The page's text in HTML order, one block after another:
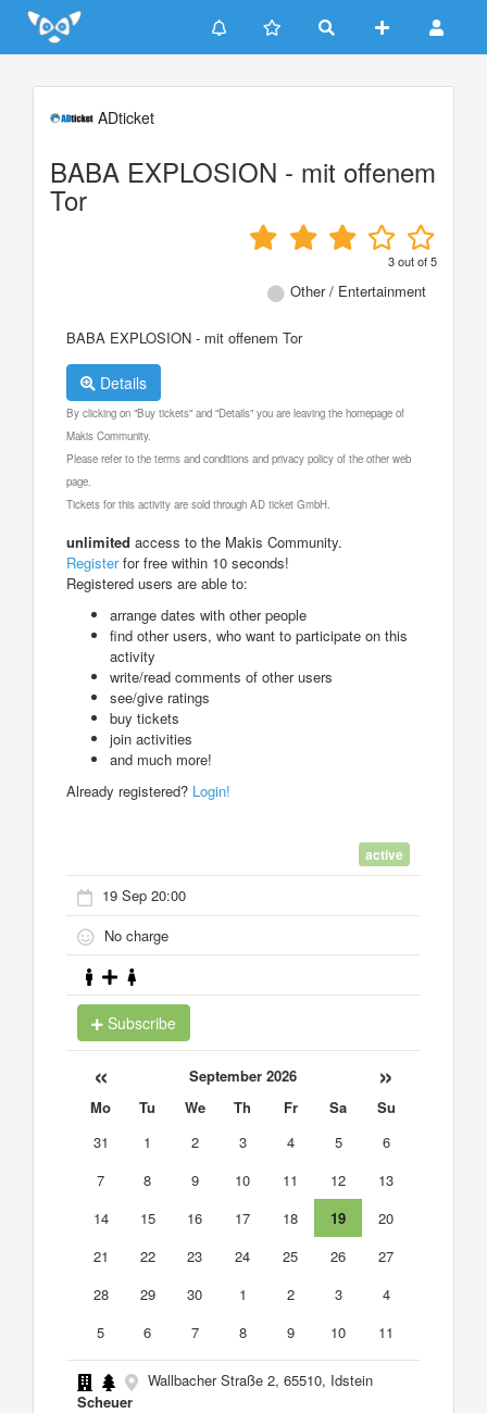
Update cookies preferences
ADticket
BABA EXPLOSION - mit offenem
Tor
3out of5
Other / Entertainment
BABA EXPLOSION - mit offenem Tor
Details
By clicking on "Buy tickets" and "Details" you are leaving the homepage of
Makis Community.
Please refer to the terms and conditions and privacy policy of the other web
page.
Tickets for this activity are sold through AD ticket GmbH.
unlimited access to the Makis Community.
Registerfor free within 10 seconds!
Registered users are able to:
arrange dates with other people
find other users, who want to participate on this
activity
write/read comments of other users
see/give ratings
buy tickets
join activities
and much more!
Already registered? Login!
active
19 Sep 20:00
No charge
Subscribe
« September 2026 »
Mo Tu We Th Fr Sa
Su
31
1 2 3 4 5
6
7
8 9 10 11 12
13
14
15 16 17 18 19
20
21
22 23 24 25 26
27
28
29 30 1 2 3
4
5
6 7 8 9 10 11
Wallbacher Straße 2, 65510, Idstein
Scheuer